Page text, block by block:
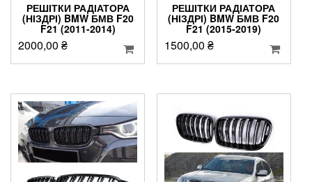
РЕШІТКИ РАДІАТОРА
(НІЗДРІ) BMW БМВ F20
F21 (2011-2014)
2000,00 ₴
РЕШІТКИ РАДІАТОРА
(НІЗДРІ) BMW БМВ F20
F21 (2015-2019)
1500,00 ₴